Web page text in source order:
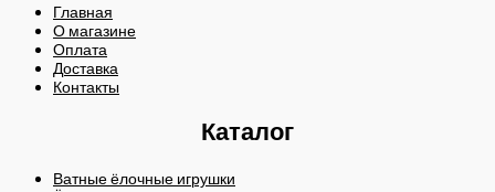
Главная
О магазине
Оплата
Доставка
Контакты
Каталог
Ватные ёлочные игрушки